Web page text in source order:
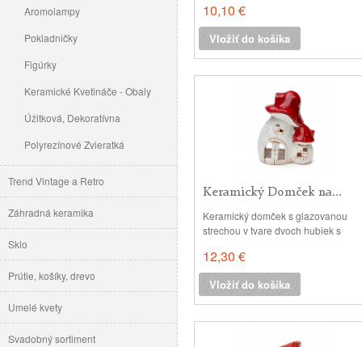
Aromolampy
Pokladničky
Figúrky
Keramické Kvetináče - Obaly
Úžitková, Dekoratívna
Polyrezínové Zvieratká
Trend Vintage a Retro
Záhradná keramika
Sklo
Prútie, košíky, drevo
Umelé kvety
Svadobný sortiment
a aranžmánov. Materiál: polyrezín -
je vodoodolný, mrazuvzdorný a
farebne stály materiál. Povrch:
matný, maľovaný, Rozmery: 5 x 4.5
10,10 €
Vložiť do košíka
Keramický Domček na...
Keramický domček s glazovanou
strechou v tvare dvoch hubiek s
na vloženie sviečky materiál:
keramika, glazovaná úprava vo
vrchnej časti rozmery: 12 x 8 cm , v:
16 cm
12,30 €
Vložiť do košíka